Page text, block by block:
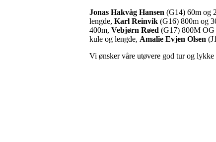
Jonas Hakvåg Hansen (G14) 60m og
lengde, Karl Reinvik (G16) 800m og
400m, Vebjørn Røed (G17) 800M OG
kule og lengde, Amalie Evjen Olsen
Vi ønsker våre utøvere god tur og lykke